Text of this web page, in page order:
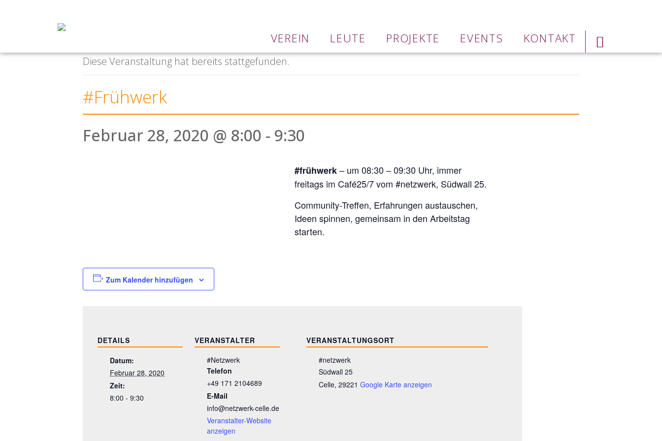
VEREIN LEUTE PROJEKTE EVENTS KONTAKT
Diese Veranstaltung hat bereits stattgefunden.
#Frühwerk
Februar 28, 2020 @ 8:00 - 9:30
#frühwerk– um 08:30 – 09:30 Uhr, immer
freitags im Café25/7 vom #netzwerk, Südwall 25.
Community-Treffen, Erfahrungen austauschen,
Ideen spinnen, gemeinsam in den Arbeitstag
starten.
Zum Kalender hinzufügen
DETAILS
Datum:
Februar 28, 2020
Zeit:
8:00 - 9:30
VERANSTALTER
#Netzwerk
Telefon
+49 171 2104689
E-Mail
info@netzwerk-celle.de
Veranstalter-Website
anzeigen
VERANSTALTUNGSORT
#netzwerk
Südwall 25
Celle, 29221 Google Karte anzeigen